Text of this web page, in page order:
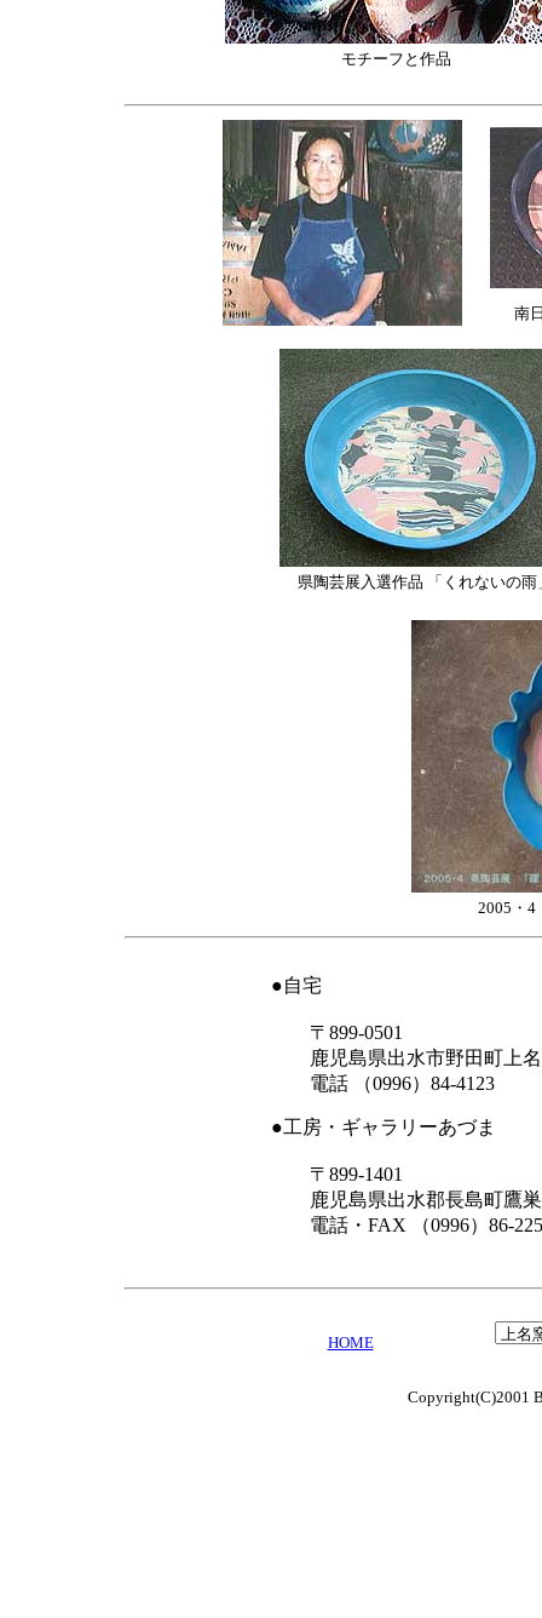
モチーフと作品
南
県陶芸展入選作品 「くれないの雨
2005・
●自宅
〒899-0501
鹿児島県出水市野田町上名
電話 （0996）84-4123
●工房・ギャラリーあづま
〒899-1401
鹿児島県出水郡長島町鷹巣
電話・FAX （0996）86-
HOME
Copyright(C)2001